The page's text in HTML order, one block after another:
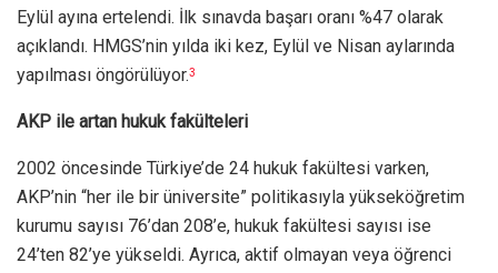
Eylül ayına ertelendi. İlk sınavda başarı oranı %47 olarak
açıklandı. HMGS’nin yılda iki kez, Eylül ve Nisan aylarında
yapılması öngörülüyor.3
AKP ile artan hukuk fakülteleri
2002 öncesinde Türkiye’de 24 hukuk fakültesi varken,
AKP’nin “her ile bir üniversite” politikasıyla yükseköğretim
kurumu sayısı 76’dan 208’e, hukuk fakültesi sayısı ise
24’ten 82’ye yükseldi. Ayrıca, aktif olmayan veya öğrenci